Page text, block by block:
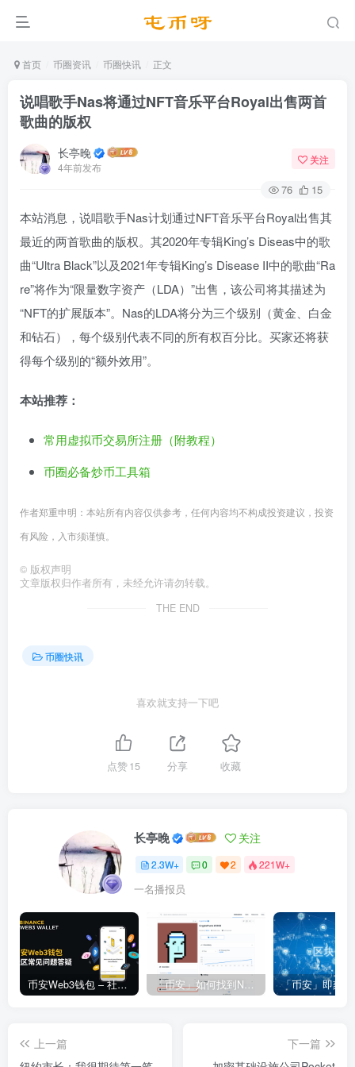
首页 币圈资讯 币圈快讯 正文
说唱歌手Nas将通过NFT音乐平台Royal出售两首
歌曲的版权
长亭晚
4年前发布
关注
76 15
本站消息，说唱歌手Nas计划通过NFT音乐平台Royal出售其
最近的两首歌曲的版权。其2020年专辑King’s Diseas中的歌
曲“Ultra Black”以及2021年专辑King’s Disease II中的歌曲“Ra
re”将作为“限量数字资产（LDA）”出售，该公司将其描述为
“NFT的扩展版本”。Nas的LDA将分为三个级别（黄金、白金
和钻石），每个级别代表不同的所有权百分比。买家还将获
得每个级别的“额外效用”。
本站推荐：
常用虚拟币交易所注册（附教程）
币圈必备炒币工具箱
作者郑重申明：本站所有内容仅供参考，任何内容均不构成投资建议，投资
有风险，入市须谨慎。
© 版权声明
文章版权归作者所有，未经允许请勿转载。
THE END
币圈快讯
喜欢就支持一下吧
点赞15 分享 收藏
长亭晚 关注
2.3W+ 0 2 221W+
一名播报员
币安Web3钱包 – 社区常见问题答疑 「币安」如何找到NFT合约地址？
上一篇
下一篇